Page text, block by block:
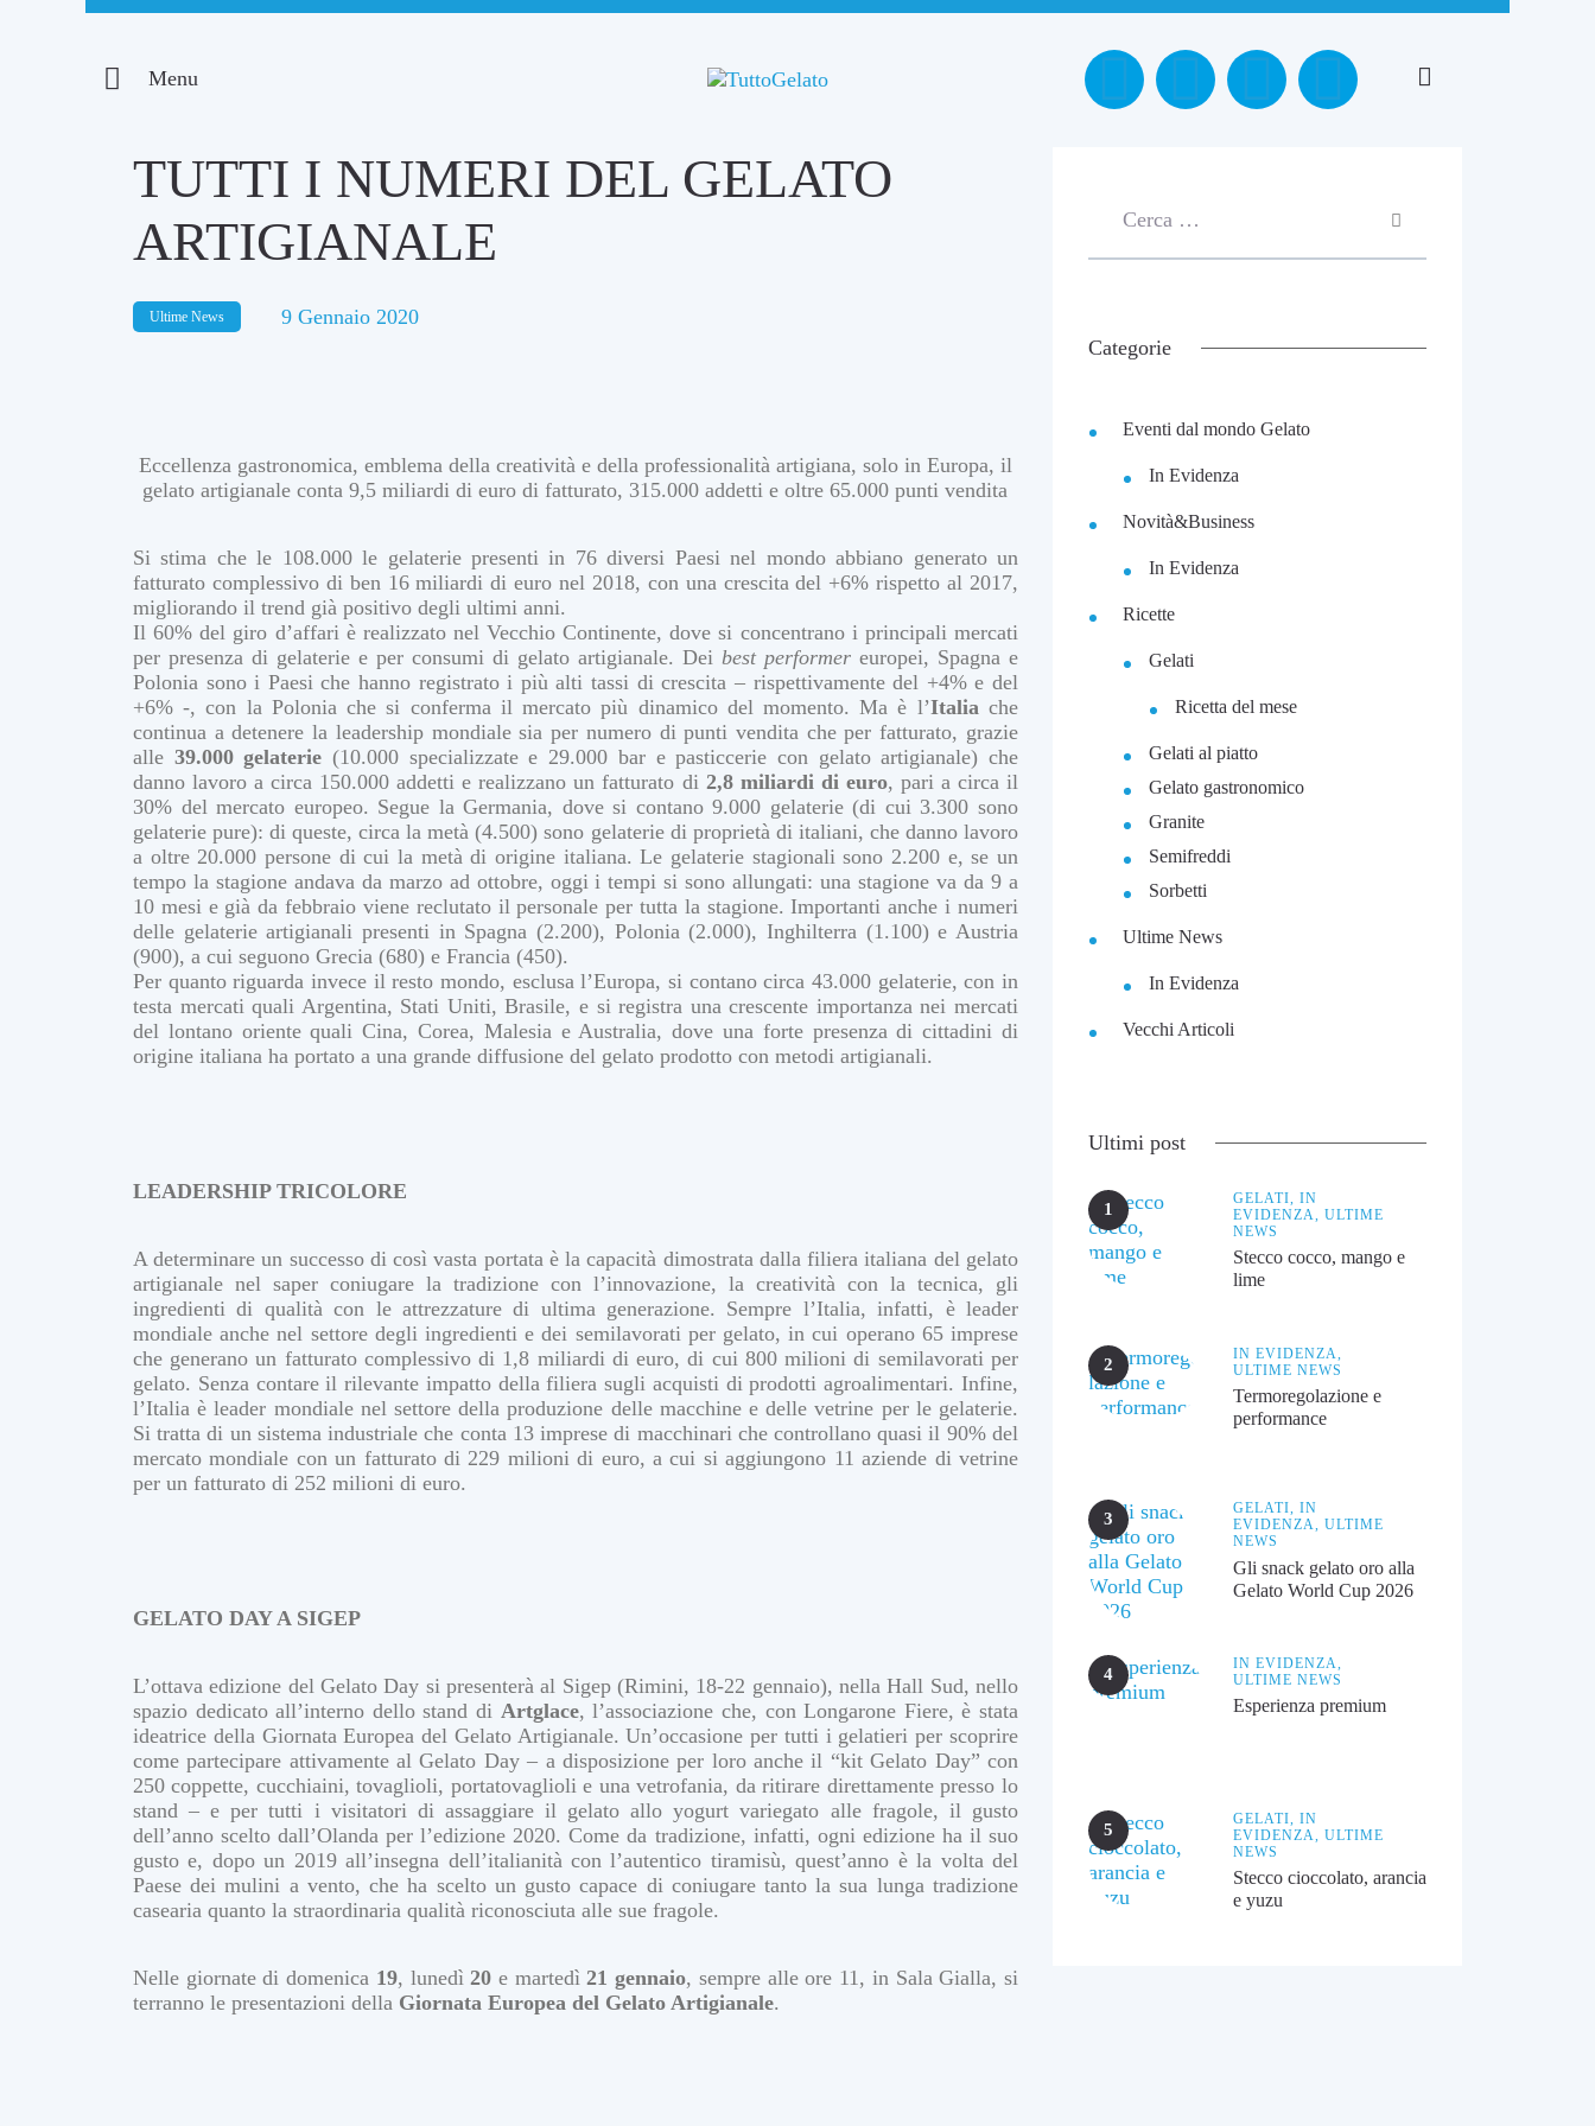
Menu
TUTTI I NUMERI DEL GELATO
ARTIGIANALE
Ultime News 9 Gennaio 2020
Eccellenza gastronomica, emblema della creatività e della professionalità artigiana, solo in Europa, il
gelato artigianale conta 9,5 miliardi di euro di fatturato, 315.000 addetti e oltre 65.000 punti vendita
Si stima che le 108.000 le gelaterie presenti in 76 diversi Paesi nel mondo abbiano generato un
fatturato complessivo di ben 16 miliardi di euro nel 2018, con una crescita del +6% rispetto al 2017,
migliorando il trend già positivo degli ultimi anni.
Il 60% del giro d’affari è realizzato nel Vecchio Continente, dove si concentrano i principali mercati
per presenza di gelaterie e per consumi di gelato artigianale. Dei best performereuropei, Spagna e
Polonia sono i Paesi che hanno registrato i più alti tassi di crescita – rispettivamente del +4% e del
+6% -, con la Polonia che si conferma il mercato più dinamico del momento. Ma è l’Italiache
continua a detenere la leadership mondiale sia per numero di punti vendita che per fatturato, grazie
alle 39.000 gelaterie (10.000 specializzate e 29.000 bar e pasticcerie con gelato artigianale) che
danno lavoro a circa 150.000 addetti e realizzano un fatturato di 2,8 miliardi di euro, pari a circa il
30% del mercato europeo. Segue la Germania, dove si contano 9.000 gelaterie (di cui 3.300 sono
gelaterie pure): di queste, circa la metà (4.500) sono gelaterie di proprietà di italiani, che danno lavoro
a oltre 20.000 persone di cui la metà di origine italiana. Le gelaterie stagionali sono 2.200 e, se un
tempo la stagione andava da marzo ad ottobre, oggi i tempi si sono allungati: una stagione va da 9 a
10 mesi e già da febbraio viene reclutato il personale per tutta la stagione. Importanti anche i numeri
delle gelaterie artigianali presenti in Spagna (2.200), Polonia (2.000), Inghilterra (1.100) e Austria
(900), a cui seguono Grecia (680) e Francia (450).
Per quanto riguarda invece il resto mondo, esclusa l’Europa, si contano circa 43.000 gelaterie, con in
testa mercati quali Argentina, Stati Uniti, Brasile, e si registra una crescente importanza nei mercati
del lontano oriente quali Cina, Corea, Malesia e Australia, dove una forte presenza di cittadini di
origine italiana ha portato a una grande diffusione del gelato prodotto con metodi artigianali.
LEADERSHIP TRICOLORE
A determinare un successo di così vasta portata è la capacità dimostrata dalla filiera italiana del gelato
artigianale nel saper coniugare la tradizione con l’innovazione, la creatività con la tecnica, gli
ingredienti di qualità con le attrezzature di ultima generazione. Sempre l’Italia, infatti, è leader
mondiale anche nel settore degli ingredienti e dei semilavorati per gelato, in cui operano 65 imprese
che generano un fatturato complessivo di 1,8 miliardi di euro, di cui 800 milioni di semilavorati per
gelato. Senza contare il rilevante impatto della filiera sugli acquisti di prodotti agroalimentari. Infine,
l’Italia è leader mondiale nel settore della produzione delle macchine e delle vetrine per le gelaterie.
Si tratta di un sistema industriale che conta 13 imprese di macchinari che controllano quasi il 90% del
mercato mondiale con un fatturato di 229 milioni di euro, a cui si aggiungono 11 aziende di vetrine
per un fatturato di 252 milioni di euro.
GELATO DAY A SIGEP
L’ottava edizione del Gelato Day si presenterà al Sigep (Rimini, 18-22 gennaio), nella Hall Sud, nello
spazio dedicato all’interno dello stand di Artglace, l’associazione che, con Longarone Fiere, è stata
ideatrice della Giornata Europea del Gelato Artigianale. Un’occasione per tutti i gelatieri per scoprire
come partecipare attivamente al Gelato Day – a disposizione per loro anche il “kit Gelato Day” con
250 coppette, cucchiaini, tovaglioli, portatovaglioli e una vetrofania, da ritirare direttamente presso lo
stand – e per tutti i visitatori di assaggiare il gelato allo yogurt variegato alle fragole, il gusto
dell’anno scelto dall’Olanda per l’edizione 2020. Come da tradizione, infatti, ogni edizione ha il suo
gusto e, dopo un 2019 all’insegna dell’italianità con l’autentico tiramisù, quest’anno è la volta del
Paese dei mulini a vento, che ha scelto un gusto capace di coniugare tanto la sua lunga tradizione
casearia quanto la straordinaria qualità riconosciuta alle sue fragole.
Nelle giornate di domenica 19, lunedì20 e martedì21 gennaio, sempre alle ore 11, in Sala Gialla, si
terranno le presentazioni della Giornata Europea del Gelato Artigianale.
Categorie
Eventi dal mondo Gelato
In Evidenza
Novità&Business
In Evidenza
Ricette
Gelati
Ricetta del mese
Gelati al piatto
Gelato gastronomico
Granite
Semifreddi
Sorbetti
Ultime News
In Evidenza
Vecchi Articoli
Ultimi post
GELATI, IN
EVIDENZA, ULTIME
NEWS
Stecco cocco, mango e
lime
IN EVIDENZA,
ULTIME NEWS
Termoregolazione e
performance
GELATI, IN
EVIDENZA, ULTIME
NEWS
Gli snack gelato oro alla
Gelato World Cup 2026
IN EVIDENZA,
ULTIME NEWS
Esperienza premium
GELATI, IN
EVIDENZA, ULTIME
NEWS
Stecco cioccolato, arancia
e yuzu